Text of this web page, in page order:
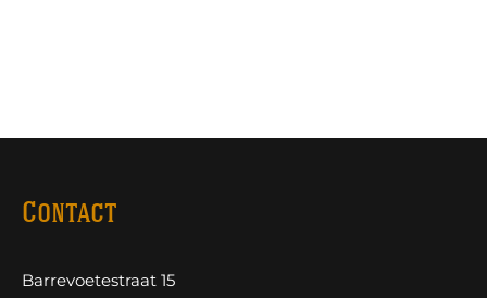
Contact
Barrevoetestraat 15